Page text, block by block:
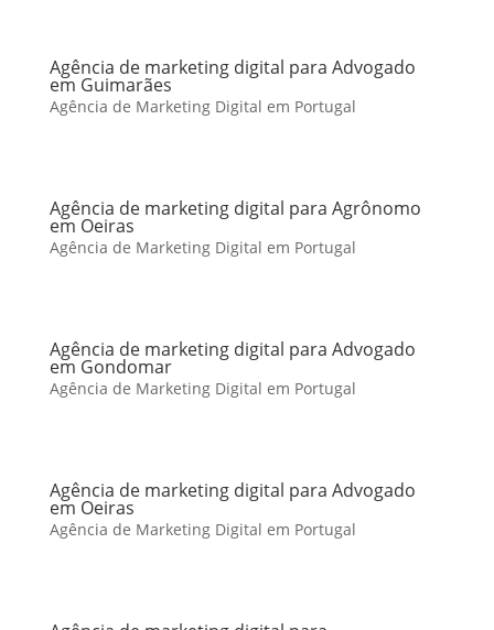
Agência de marketing digital para Advogado
em Guimarães
Agência de Marketing Digital em Portugal
Agência de marketing digital para Agrônomo
em Oeiras
Agência de Marketing Digital em Portugal
Agência de marketing digital para Advogado
em Gondomar
Agência de Marketing Digital em Portugal
Agência de marketing digital para Advogado
em Oeiras
Agência de Marketing Digital em Portugal